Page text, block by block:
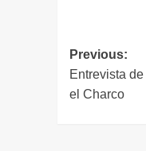
de
Previous:
Entrevista
el Charco